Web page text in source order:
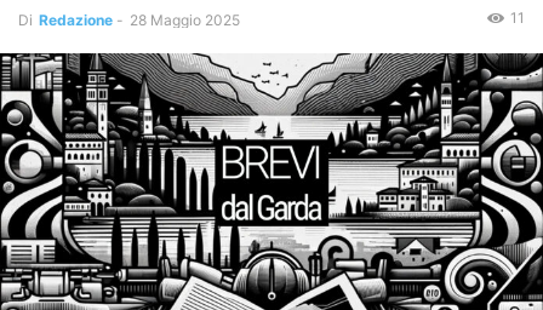
Di Redazione - 28 Maggio 2025 11